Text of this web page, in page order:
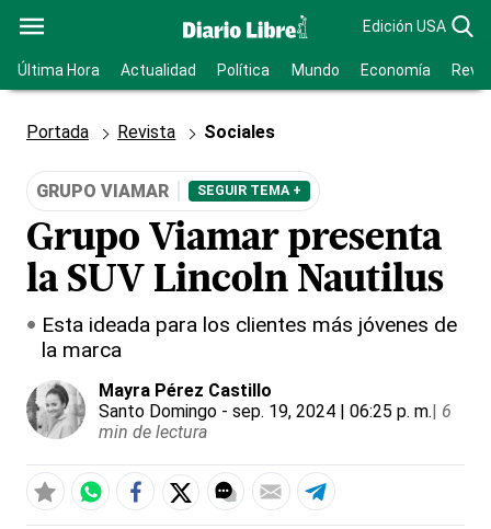
Edición USA
Última Hora Actualidad Política Mundo Economía
Portada Revista Sociales
GRUPO VIAMAR SEGUIR TEMA +
Grupo Viamar presenta
la SUV Lincoln Nautilus
Esta ideada para los clientes más jóvenes de
la marca
Mayra Pérez Castillo
Santo Domingo - sep. 19, 2024 | 06:25 p. m.| 6
min de lectura